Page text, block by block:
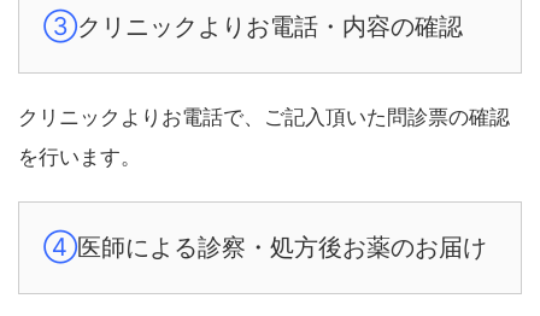
③クリニックよりお電話・内容の確認
クリニックよりお電話で、ご記入頂いた問診票の確認
を行います。
④医師による診察・処方後お薬のお届け